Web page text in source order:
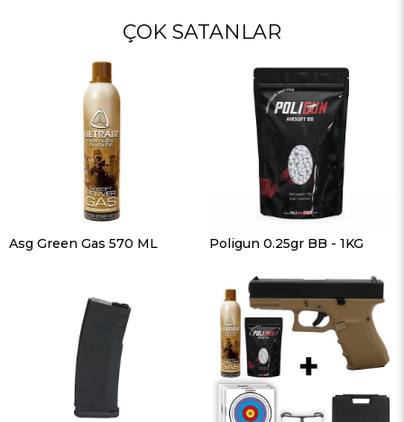
ÇOK SATANLAR
Asg Green Gas 570 ML Poligun 0.25gr BB - 1KG